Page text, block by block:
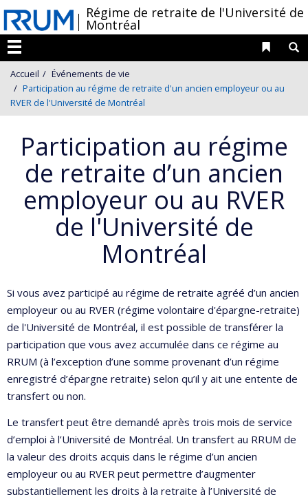
Passer
contenu
/Régime de retraite de l'Université de
Montréal
Menu
Liens
Accueil
Événements de vie
Participation au régime de retraite d'un ancien employeur ou au
RVER de l'Université de Montréal
Participation au régime
de retraite d’un ancien
employeur ou au RVER
de l'Université de
Montréal
Si vous avez participé au régime de retraite agréé d’un ancien
employeur ou au RVER (régime volontaire d'épargne-retraite)
de l'Université de Montréal, il est possible de transférer la
participation que vous avez accumulée dans ce régime au
RRUM (à l’exception d’une somme provenant d’un régime
enregistré d’épargne retraite) selon qu’il y ait une entente de
transfert ou non.
Le transfert peut être demandé après trois mois de service
d’emploi à l’Université de Montréal. Un transfert au RRUM de
la valeur des droits acquis dans le régime d’un ancien
employeur ou au RVER peut permettre d’augmenter
substantiellement les droits à la retraite à l’Université de